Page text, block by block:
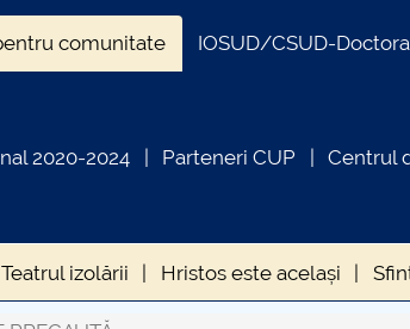
comunitate IOSUD/CSUD-
2020-2024 Parteneri CUP Centrul
Teatrul izolării Hristos este același